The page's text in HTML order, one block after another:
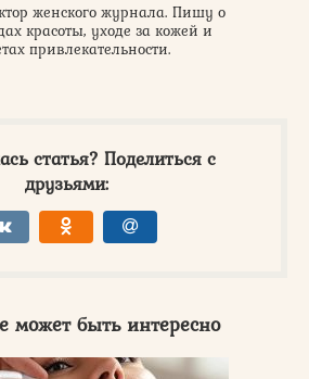
женского журнала. Пишу о
красоты, уходе за кожей и
привлекательности.
статья? Поделиться с
друзьями:
может быть интересно